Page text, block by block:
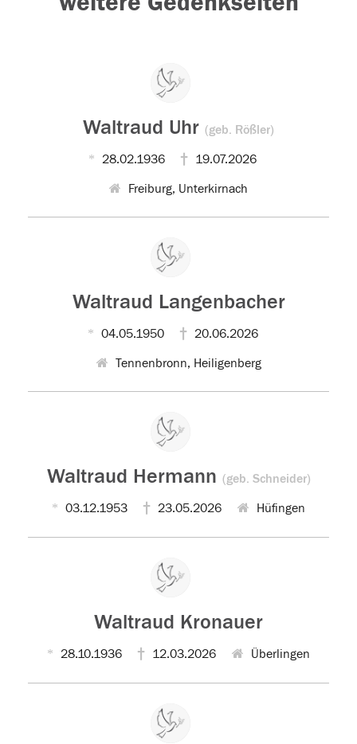
Waltraud Uhr (geb. Rößler)
28.02.1936 19.07.2026
Freiburg, Unterkirnach
Waltraud Langenbacher
04.05.1950 20.06.2026
Tennenbronn, Heiligenberg
Waltraud Hermann (geb. Schneider)
03.12.1953 23.05.2026 Hüfingen
Waltraud Kronauer
28.10.1936 12.03.2026 Überlingen